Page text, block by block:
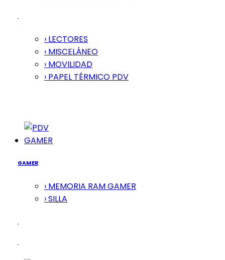
› LECTORES
› MISCELÁNEO
› MOVILIDAD
› PAPEL TÉRMICO PDV
GAMER
GAMER
› MEMORIA RAM GAMER
› SILLA